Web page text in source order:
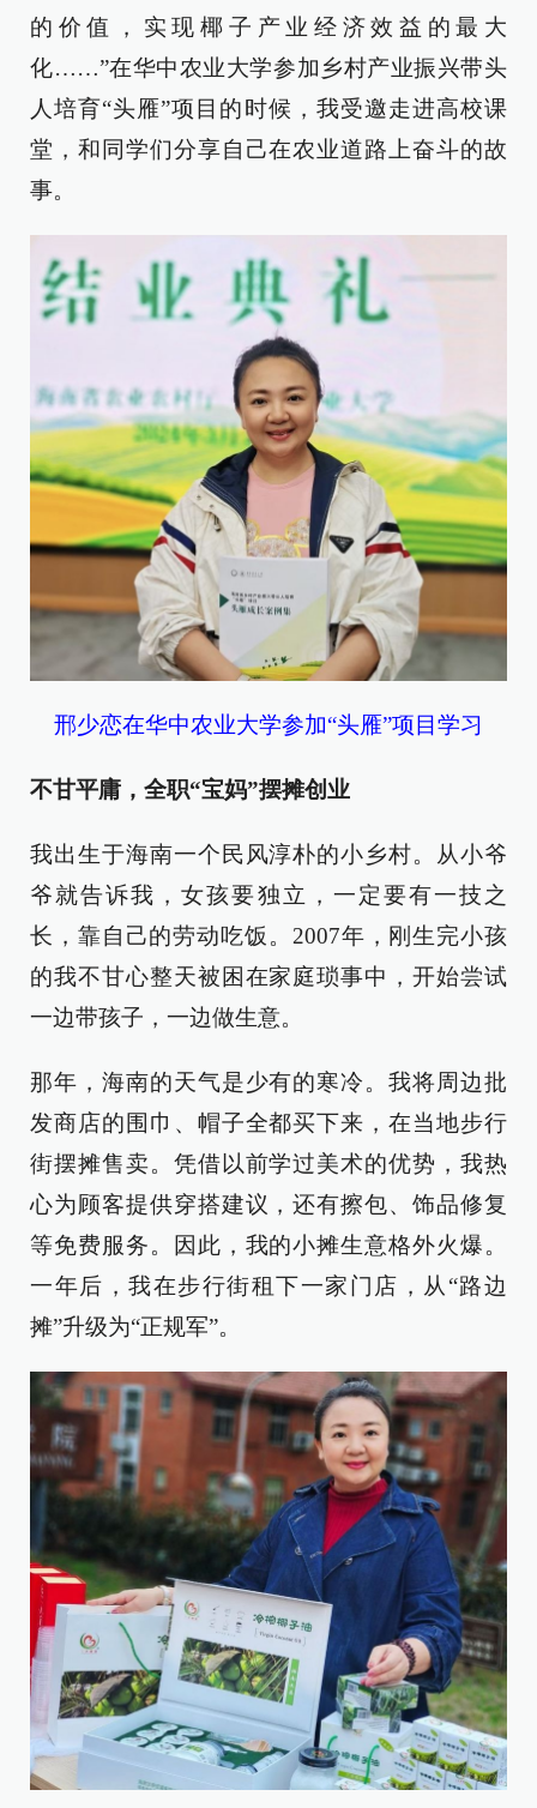
的价值，实现椰子产业经济效益的最大
化……”在华中农业大学参加乡村产业振兴带头
人培育“头雁”项目的时候，我受邀走进高校课
堂，和同学们分享自己在农业道路上奋斗的故
事。
邢少恋在华中农业大学参加“头雁”项目学习
不甘平庸，全职“宝妈”摆摊创业
我出生于海南一个民风淳朴的小乡村。从小爷
爷就告诉我，女孩要独立，一定要有一技之
长，靠自己的劳动吃饭。2007年，刚生完小孩
的我不甘心整天被困在家庭琐事中，开始尝试
一边带孩子，一边做生意。
那年，海南的天气是少有的寒冷。我将周边批
发商店的围巾、帽子全都买下来，在当地步行
街摆摊售卖。凭借以前学过美术的优势，我热
心为顾客提供穿搭建议，还有擦包、饰品修复
等免费服务。因此，我的小摊生意格外火爆。
一年后，我在步行街租下一家门店，从“路边
摊”升级为“正规军”。